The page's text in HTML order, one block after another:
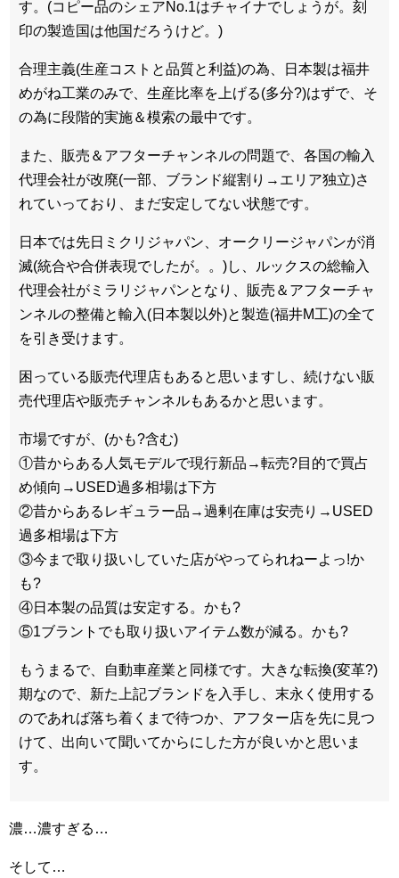
す。(コピー品のシェアNo.1はチャイナでしょうが。刻
印の製造国は他国だろうけど。)
合理主義(生産コストと品質と利益)の為、日本製は福井
めがね工業のみで、生産比率を上げる(多分?)はずで、そ
の為に段階的実施＆模索の最中です。
また、販売＆アフターチャンネルの問題で、各国の輸入
代理会社が改廃(一部、ブランド縦割り→エリア独立)さ
れていっており、まだ安定してない状態です。
日本では先日ミクリジャパン、オークリージャパンが消
滅(統合や合併表現でしたが。。)し、ルックスの総輸入
代理会社がミラリジャパンとなり、販売＆アフターチャ
ンネルの整備と輸入(日本製以外)と製造(福井M工)の全て
を引き受けます。
困っている販売代理店もあると思いますし、続けない販
売代理店や販売チャンネルもあるかと思います。
市場ですが、(かも?含む)
①昔からある人気モデルで現行新品→転売?目的で買占
め傾向→USED過多相場は下方
②昔からあるレギュラー品→過剰在庫は安売り→USED
過多相場は下方
③今まで取り扱いしていた店がやってられねーよっ!か
も?
④日本製の品質は安定する。かも?
⑤1ブラントでも取り扱いアイテム数が減る。かも?
もうまるで、自動車産業と同様です。大きな転換(変革?)
期なので、新た上記ブランドを入手し、末永く使用する
のであれば落ち着くまで待つか、アフター店を先に見つ
けて、出向いて聞いてからにした方が良いかと思いま
す。
濃…濃すぎる…
そして…